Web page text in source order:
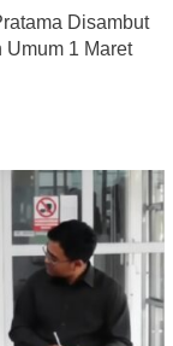
Disambut
Umum 1 Maret